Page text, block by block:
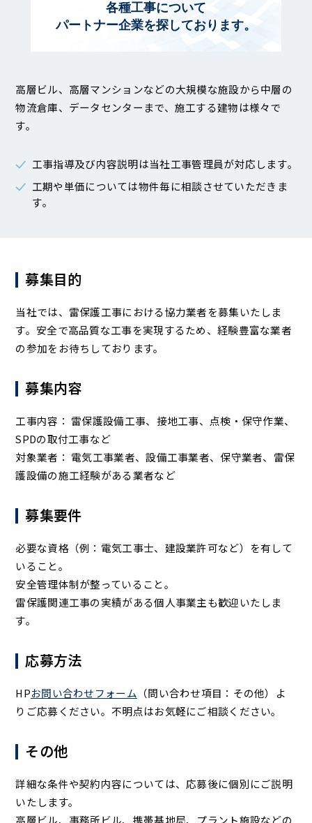
各種工事について
パートナー企業を探しております。
高層ビル、高層マンションなどの大規模な施設から中層の
物流倉庫、データセンターまで、施工する建物は様々で
す。
工事指導及び内容説明は当社工事管理員が対応します｡
工期や単価については物件毎に相談させていただきま
す｡
募集目的
当社では、雷保護工事における協力業者を募集いたしま
す。安全で高品質な工事を実現するため、経験豊富な業者
の参加をお待ちしております。
募集内容
工事内容： 雷保護設備工事、接地工事、点検・保守作業、
SPDの取付工事など
対象業者： 電気工事業者、設備工事業者、保守業者、雷保
護設備の施工経験がある業者など
募集要件
必要な資格（例：電気工事士、建設業許可など）を有して
いること。
安全管理体制が整っていること。
雷保護関連工事の実績がある個人事業主も歓迎いたしま
す。
応募方法
HPお問い合わせフォーム （問い合わせ項目：その他）よ
りご応募ください。不明点はお気軽にご相談ください。
その他
詳細な条件や契約内容については、応募後に個別にご説明
いたします。
高層ビル、事務所ビル、携帯基地局、プラント施設などの